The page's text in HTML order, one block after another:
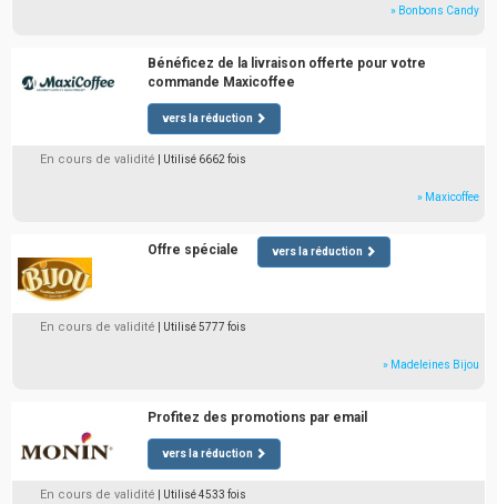
» Bonbons Candy
Bénéficez de la livraison offerte pour votre
commande Maxicoffee
vers la réduction
En cours de validité | Utilisé 6662 fois
» Maxicoffee
Offre spéciale vers la réduction
En cours de validité | Utilisé 5777 fois
» Madeleines Bijou
Profitez des promotions par email
vers la réduction
En cours de validité | Utilisé 4533 fois